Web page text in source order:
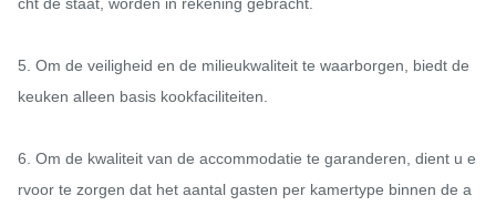
cht de staat, worden in rekening gebracht.
5. Om de veiligheid en de milieukwaliteit te waarborgen, biedt de
keuken alleen basis kookfaciliteiten.
6. Om de kwaliteit van de accommodatie te garanderen, dient u e
rvoor te zorgen dat het aantal gasten per kamertype binnen de a